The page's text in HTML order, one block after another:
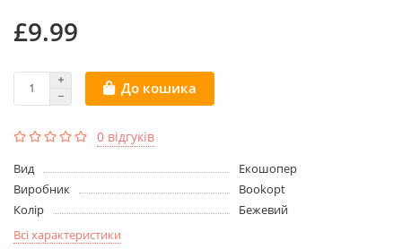
£9.99
До кошика
0 відгуків
Вид
Екошопер
Виробник
Bookopt
Колір
Бежевий
Всі характеристики